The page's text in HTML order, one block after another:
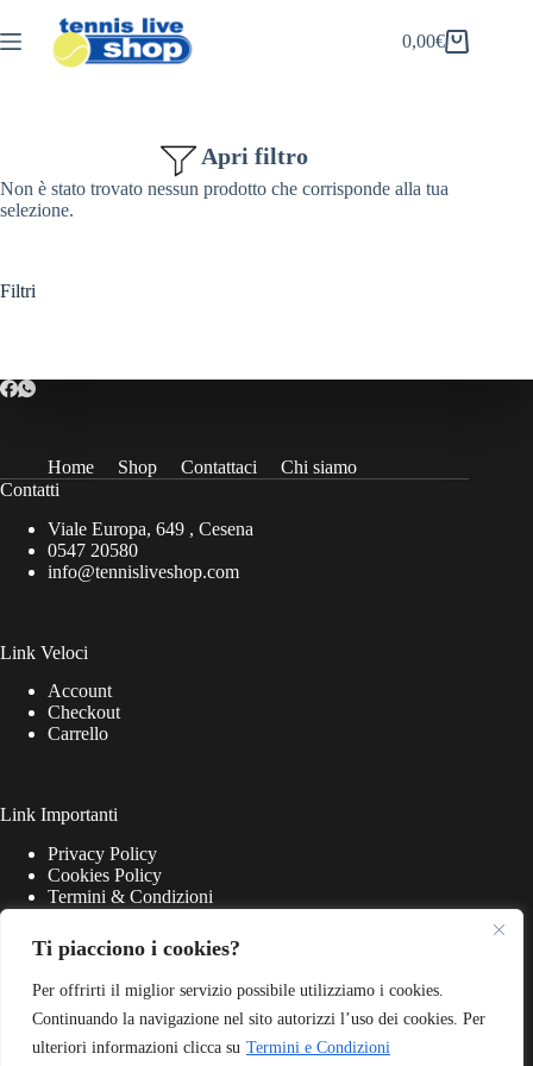
Ti piacciono i cookies?
Per offrirti il miglior servizio possibile utilizziamo i cookies.
Continuando la navigazione nel sito autorizzi l’uso dei cookies. Per
ulteriori informazioni clicca su Termini e Condizioni
al
contenuto
Carrello
0,00€
Apri filtro
Non è stato trovato nessun prodotto che corrisponde alla tua
selezione.
Filtri
Home Shop Contattaci
Chi siamo
Contatti
Viale Europa, 649 , Cesena
0547 20580
info@tennisliveshop.com
Link Veloci
Account
Checkout
Carrello
Link Importanti
Privacy Policy
Cookies Policy
Termini & Condizioni